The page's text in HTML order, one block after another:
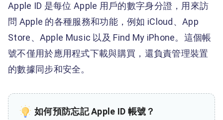
Apple ID 是每位 Apple 用戶的數字身分證，用來訪
問 Apple 的各種服務和功能，例如 iCloud、App
Store、Apple Music 以及 Find My iPhone。這個帳
號不僅用於應用程式下載與購買，還負責管理裝置
的數據同步和安全。
如何預防忘記 Apple ID 帳號？